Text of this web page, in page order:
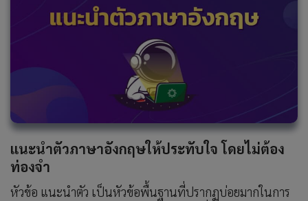
แนะนําตัวภาษาอังกฤษให้ประทับใจ โดยไม่ต้อง
ท่องจำ
หัวข้อ แนะนำตัว เป็นหัวข้อพื้นฐานที่ปรากฏบ่อยมากในการ